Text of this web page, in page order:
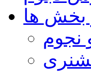
بخش ها
نجوم